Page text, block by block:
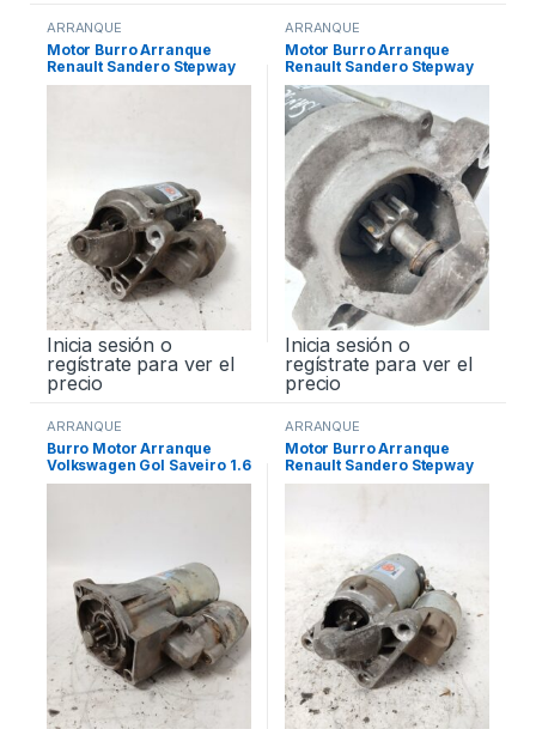
ARRANQUE
Motor Burro Arranque
Renault Sandero Stepway
1.6 K4m Original
Inicia sesión o
regístrate para ver el
precio
ARRANQUE
Motor Burro Arranque
Renault Sandero Stepway
1.6 K4m
Inicia sesión o
regístrate para ver el
precio
ARRANQUE
Burro Motor Arranque
Volkswagen Gol Saveiro 1.6
ARRANQUE
Motor Burro Arranque
Renault Sandero Stepway
1.6 Original